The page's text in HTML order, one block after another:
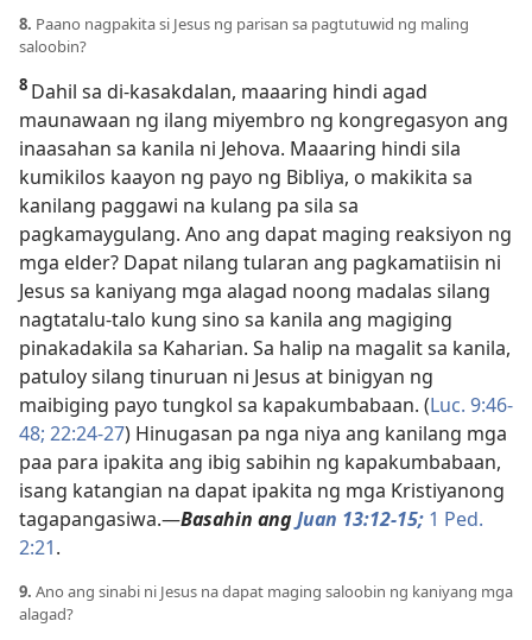
8. Paano nagpakita si Jesus ng parisan sa pagtutuwid ng maling
saloobin?
8 Dahil sa di-kasakdalan, maaaring hindi agad
maunawaan ng ilang miyembro ng kongregasyon ang
inaasahan sa kanila ni Jehova. Maaaring hindi sila
kumikilos kaayon ng payo ng Bibliya, o makikita sa
kanilang paggawi na kulang pa sila sa
pagkamaygulang. Ano ang dapat maging reaksiyon ng
mga elder? Dapat nilang tularan ang pagkamatiisin ni
Jesus sa kaniyang mga alagad noong madalas silang
nagtatalu-talo kung sino sa kanila ang magiging
pinakadakila sa Kaharian. Sa halip na magalit sa kanila,
patuloy silang tinuruan ni Jesus at binigyan ng
maibiging payo tungkol sa kapakumbabaan. (Luc. 9:46-
48; 22:24-27) Hinugasan pa nga niya ang kanilang mga
paa para ipakita ang ibig sabihin ng kapakumbabaan,
isang katangian na dapat ipakita ng mga Kristiyanong
tagapangasiwa.—Basahin angJuan 13:12-15; 1 Ped.
2:21.
9. Ano ang sinabi ni Jesus na dapat maging saloobin ng kaniyang mga
alagad?